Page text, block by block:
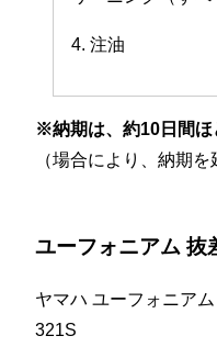
4. 注油
※納期は、約10日間ほ
（場合により、納期
ユーフォニアム 抜
ヤマハ ユーフォニア
321S